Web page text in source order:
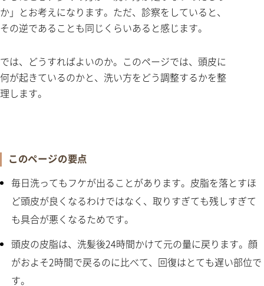
か」とお考えになります。ただ、診察をしていると、
その逆であることも同じくらいあると感じます。
では、どうすればよいのか。このページでは、頭皮に
何が起きているのかと、洗い方をどう調整するかを整
理します。
このページの要点
毎日洗ってもフケが出ることがあります。皮脂を落とすほ
ど頭皮が良くなるわけではなく、取りすぎても残しすぎて
も具合が悪くなるためです。
頭皮の皮脂は、洗髪後24時間かけて元の量に戻ります。顔
がおよそ2時間で戻るのに比べて、回復はとても遅い部位で
す。